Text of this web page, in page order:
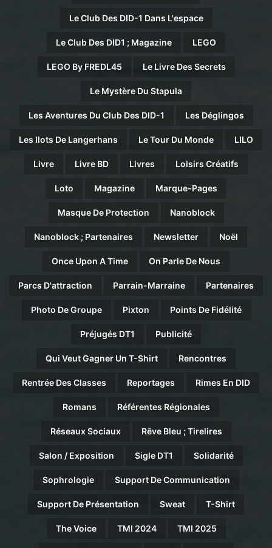
Le Club Des DID-1 Dans L'espace
Le Club Des DID1 ; Magazine LEGO
LEGO By FREDL45 Le Livre Des Secrets
Le Mystère Du Stapula
Les Aventures Du Club Des DID-1 Les Déglingos
Les Ilots De Langerhans Le Tour Du Monde LILO
Livre Livre BD Livres Loisirs Créatifs
Loto Magazine Marque-Pages
Masque De Protection Nanoblock
Nanoblock ; Partenaires Newsletter Noël
Once Upon A Time On Parle De Nous
Parcs D'attraction Parrain-Marraine Partenaires
Photo De Groupe Pixton Points De Fidélité
Préjugés DT1 Publicité
Qui Veut Gagner Un T-Shirt Rencontres
Rentrée Des Classes Reportages Rimes En DID
Romans Référentes Régionales
Réseaux Sociaux Rêve Bleu ; Tirelires
Salon / Exposition Sigle DT1 Solidarité
Sophrologie Support De Communication
Support De Présentation Sweat T-Shirt
The Voice TMI 2024 TMI 2025